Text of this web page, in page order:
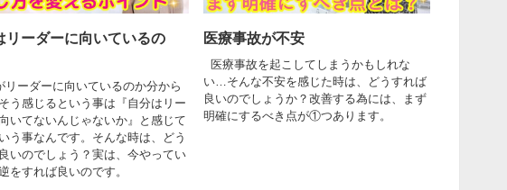
リーダーに向いているの
リーダーに向いているのか分から
う感じるという事は『自分はリー
いてないんじゃないか』と感じて
う事なんです。そんな時は、どう
いのでしょう？実は、今やってい
をすれば良いのです。
医療事故が不安
医療事故を起こしてしまうかもしれな
い…そんな不安を感じた時は、どうすれば
良いのでしょうか？改善する為には、まず
明確にするべき点が①つあります。